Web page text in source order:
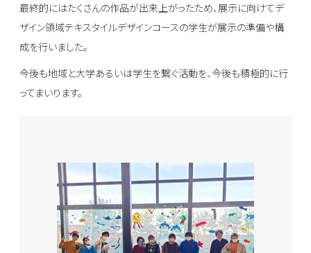
最終的にはたくさんの作品が出来上がったため、展示に向けてデ
ザイン領域テキスタイルデザインコースの学生が展示の準備や構
成を行いました。
今後も地域と大学あるいは学生を繋ぐ活動を、今後も積極的に行
ってまいります。